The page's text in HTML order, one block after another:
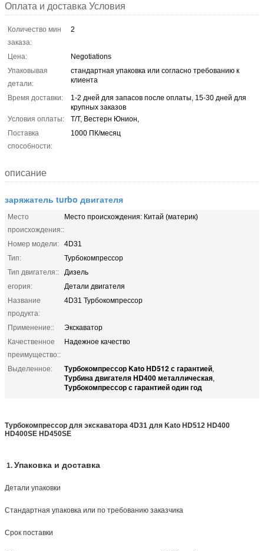
Оплата и доставка Условия
Количество мин
заказа:
2
Цена:
Negotiations
Упаковывая
детали:
стандартная упаковка или согласно требованию к
клиента
Время доставки:
1-2 дней для запасов после оплаты, 15-30 дней для
крупных заказов
Условия оплаты:
Т/Т, Вестерн Юнион,
Поставка
способности:
1000 ПК/месяц
описание
заряжатель turbo двигателя
Место
происхождения::
Место происхождения: Китай (материк)
Номер модели:
4D31
Тип:
Турбокомпрессор
Тип двигателя::
Дизель
егория:
Детали двигателя
Название
продукта:
4D31 Турбокомпрессор
Применение::
Экскаватор
Качественное
преимущество::
Надежное качество
Выделенное: Турбокомпрессор Kato HD512 с гарантией,
Турбина двигателя HD400 металлическая,
Турбокомпрессор с гарантией один год
Турбокомпрессор для экскаватора 4D31 для Kato HD512 HD400
HD400SE HD450SE
1. Упаковка и доставка
Детали упаковки
Стандартная упаковка или по требованию заказчика
Срок поставки